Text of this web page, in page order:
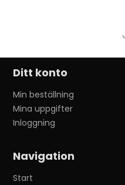
Ditt konto
Min beställning
Mina uppgifter
Inloggning
Navigation
Start